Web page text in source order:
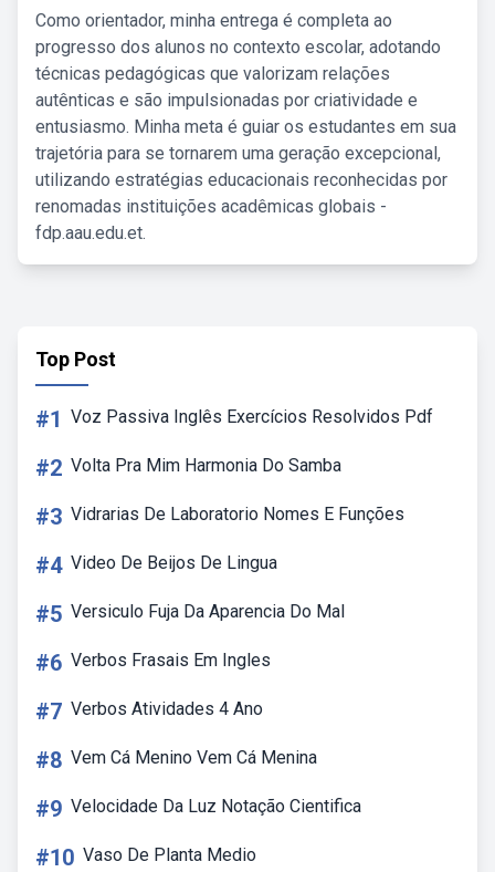
Como orientador, minha entrega é completa ao
progresso dos alunos no contexto escolar, adotando
técnicas pedagógicas que valorizam relações
autênticas e são impulsionadas por criatividade e
entusiasmo. Minha meta é guiar os estudantes em sua
trajetória para se tornarem uma geração excepcional,
utilizando estratégias educacionais reconhecidas por
renomadas instituições acadêmicas globais -
fdp.aau.edu.et.
Top Post
#1 Voz Passiva Inglês Exercícios Resolvidos Pdf
#2 Volta Pra Mim Harmonia Do Samba
#3 Vidrarias De Laboratorio Nomes E Funções
#4 Video De Beijos De Lingua
#5 Versiculo Fuja Da Aparencia Do Mal
#6 Verbos Frasais Em Ingles
#7 Verbos Atividades 4 Ano
#8 Vem Cá Menino Vem Cá Menina
#9 Velocidade Da Luz Notação Cientifica
#10 Vaso De Planta Medio